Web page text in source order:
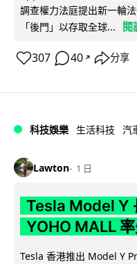
調查權力法庭提出新一輪
「後門」以存取全球...
閱
307 40 ↗ 分享
科技娛樂 生活科技 汽
Lawton 1 日
Tesla Model Y
YOHO MALL
Tesla 香港推出 Model Y